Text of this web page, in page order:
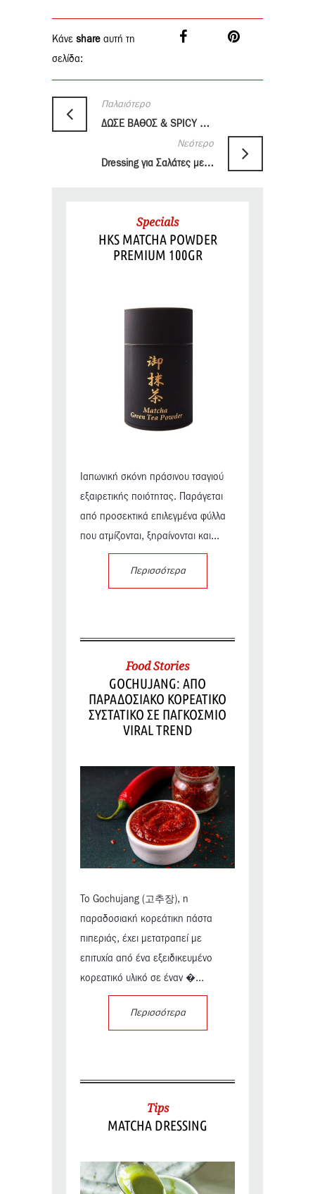
Κάνε share αυτή τη
σελίδα:
Παλαιότερο
ΔΩΣΕ ΒΑΘΟΣ & SPICY ΠΙΝΕΛΙΑ ΣΕ ΣΟΥΠΕΣ
Νεότερο
Dressing για Σαλάτες με Yuzu Kosho
Specials
HKS MATCHA POWDER
PREMIUM 100GR
Ιαπωνική σκόνη πράσινου τσαγιού
εξαιρετικής ποιότητας. Παράγεται
από προσεκτικά επιλεγμένα φύλλα
που ατμίζονται, ξηραίνονται και...
Περισσότερα
Food Stories
GOCHUJANG: ΑΠΟ
ΠΑΡΑΔΟΣΙΑΚΟ ΚΟΡΕΑΤΙΚΟ
ΣΥΣΤΑΤΙΚΟ ΣΕ ΠΑΓΚΟΣΜΙΟ
VIRAL TREND
Το Gochujang (고추장), η
παραδοσιακή κορεάτικη πάστα
πιπεριάς, έχει μετατραπεί με
επιτυχία από ένα εξειδικευμένο
κορεατικό υλικό σε έναν �...
Περισσότερα
Tips
MATCHA DRESSING